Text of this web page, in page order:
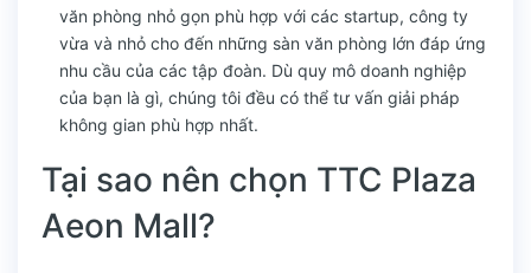
văn phòng nhỏ gọn phù hợp với các startup, công ty
vừa và nhỏ cho đến những sàn văn phòng lớn đáp ứng
nhu cầu của các tập đoàn. Dù quy mô doanh nghiệp
của bạn là gì, chúng tôi đều có thể tư vấn giải pháp
không gian phù hợp nhất.
Tại sao nên chọn TTC Plaza
Aeon Mall?